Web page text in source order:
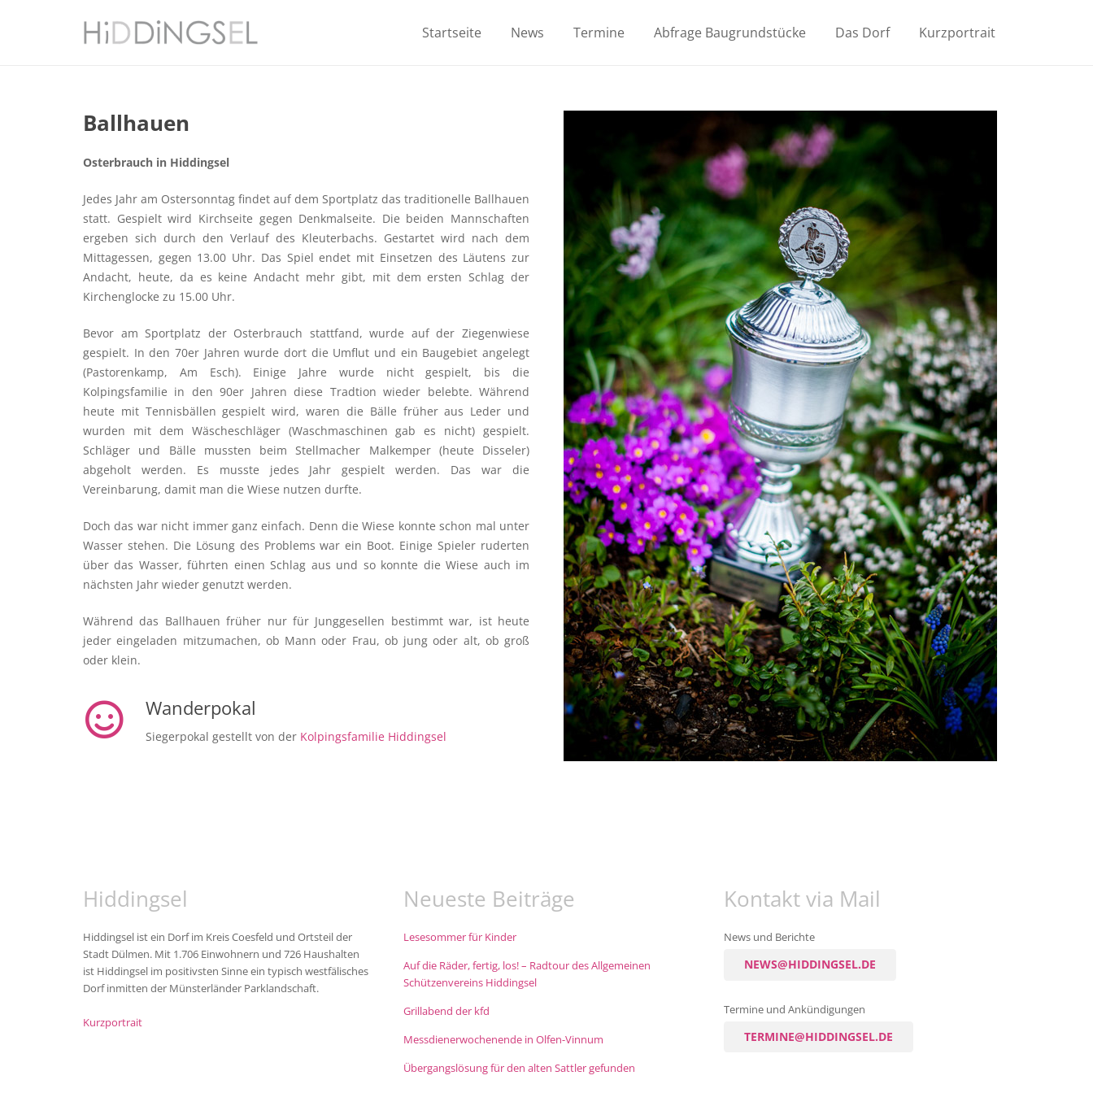
Startseite News Termine Abfrage Baugrundstücke Das Dorf Kurzportrait
Ballhauen
Osterbrauch in Hiddingsel
Jedes Jahr am Ostersonntag findet auf dem Sportplatz das traditionelle Ballhauen
statt. Gespielt wird Kirchseite gegen Denkmalseite. Die beiden Mannschaften
ergeben sich durch den Verlauf des Kleuterbachs. Gestartet wird nach dem
Mittagessen, gegen 13.00 Uhr. Das Spiel endet mit Einsetzen des Läutens zur
Andacht, heute, da es keine Andacht mehr gibt, mit dem ersten Schlag der
Kirchenglocke zu 15.00 Uhr.
Bevor am Sportplatz der Osterbrauch stattfand, wurde auf der Ziegenwiese
gespielt. In den 70er Jahren wurde dort die Umflut und ein Baugebiet angelegt
(Pastorenkamp, Am Esch). Einige Jahre wurde nicht gespielt, bis die
Kolpingsfamilie in den 90er Jahren diese Tradtion wieder belebte. Während
heute mit Tennisbällen gespielt wird, waren die Bälle früher aus Leder und
wurden mit dem Wäscheschläger (Waschmaschinen gab es nicht) gespielt.
Schläger und Bälle mussten beim Stellmacher Malkemper (heute Disseler)
abgeholt werden. Es musste jedes Jahr gespielt werden. Das war die
Vereinbarung, damit man die Wiese nutzen durfte.
Doch das war nicht immer ganz einfach. Denn die Wiese konnte schon mal unter
Wasser stehen. Die Lösung des Problems war ein Boot. Einige Spieler ruderten
über das Wasser, führten einen Schlag aus und so konnte die Wiese auch im
nächsten Jahr wieder genutzt werden.
Während das Ballhauen früher nur für Junggesellen bestimmt war, ist heute
jeder eingeladen mitzumachen, ob Mann oder Frau, ob jung oder alt, ob groß
oder klein.
Wanderpokal
Siegerpokal gestellt von der Kolpingsfamilie Hiddingsel
Hiddingsel
Hiddingsel ist ein Dorf im Kreis Coesfeld und Ortsteil der
Stadt Dülmen. Mit 1.706 Einwohnern und 726 Haushalten
ist Hiddingsel im positivsten Sinne ein typisch westfälisches
Dorf inmitten der Münsterländer Parklandschaft.
Kurzportrait
Neueste Beiträge
Lesesommer für Kinder
Auf die Räder, fertig, los! – Radtour des Allgemeinen
Schützenvereins Hiddingsel
Grillabend der kfd
Messdienerwochenende in Olfen-Vinnum
Übergangslösung für den alten Sattler gefunden
Kontakt via Mail
News und Berichte
NEWS@HIDDINGSEL.DE
Termine und Ankündigungen
TERMINE@HIDDINGSEL.DE